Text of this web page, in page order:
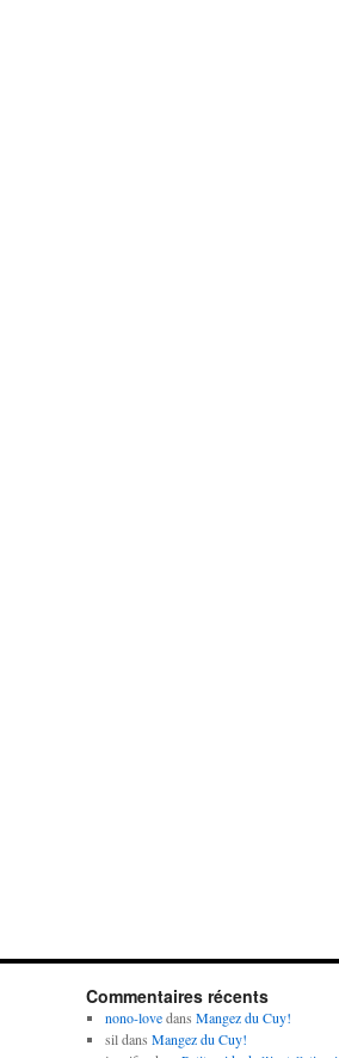
Commentaires récents
nono-lovedans Mangez du Cuy!
sildans Mangez du Cuy!